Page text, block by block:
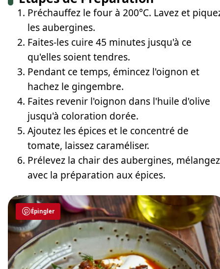
Préchauffez le four à 200°C. Lavez et
les aubergines.
Faites-les cuire 45 minutes jusqu'à ce
qu'elles soient tendres.
Pendant ce temps, émincez l'oignon et
hachez le gingembre.
Faites revenir l'oignon dans l'huile d'olive
jusqu'à coloration dorée.
Ajoutez les épices et le concentré de
tomate, laissez caraméliser.
Prélevez la chair des aubergines, mélangez
avec la préparation aux épices.
Épingler